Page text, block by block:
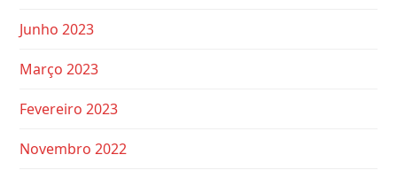
Junho 2023
Março 2023
Fevereiro 2023
Novembro 2022